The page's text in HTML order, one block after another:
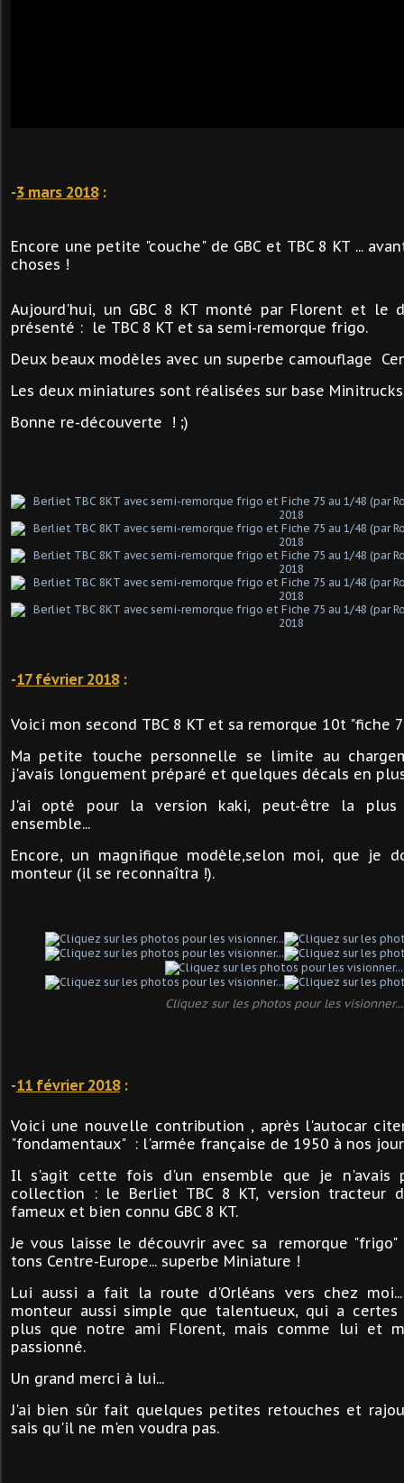
-3 mars 2018:
Encore une petite "couche" de GBC et TBC 8 KT ...
choses !
Aujourd'hui, un GBC 8 KT monté par Florent et le
présenté : le TBC 8 KT et sa semi-remorque frigo.
Deux beaux modèles avec un superbe camouflage
Les deux miniatures sont réalisées sur base
Bonne re-découverte ! ;)
-17 février 2018:
Voici mon second TBC 8 KT et sa remorque 10t "fiche
Ma petite touche personnelle se limite au
j'avais longuement préparé et quelques décals en
J'ai opté pour la version kaki, peut-être la plus
ensemble...
Encore, un magnifique modèle,selon moi, que je
monteur (il se reconnaîtra !).
Cliquez sur les photos pour les visionner...
-11 février 2018:
Voici une nouvelle contribution , après l'autocar
"fondamentaux" : l'armée française de 1950 à nos
Il s'agit cette fois d'un ensemble que je n'avais
collection : le Berliet TBC 8 KT, version tracteur
fameux et bien connu GBC 8 KT.
Je vous laisse le découvrir avec sa remorque
tons Centre-Europe... superbe Miniature !
Lui aussi a fait la route d'Orléans vers chez
monteur aussi simple que talentueux, qui a certes
plus que notre ami Florent, mais comme lui et
passionné.
Un grand merci à lui...
J'ai bien sûr fait quelques petites retouches et
sais qu'il ne m'en voudra pas.